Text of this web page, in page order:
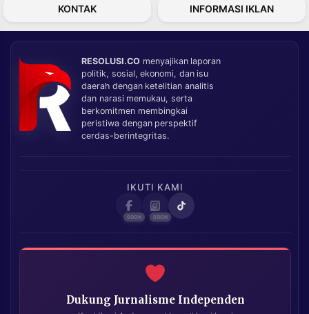
KONTAK INFORMASI IKLAN
RESOLUSI.CO menyajikan laporan
politik, sosial, ekonomi, dan isu
daerah dengan ketelitian analitis
dan narasi memukau, serta
berkomitmen membingkai
peristiwa dengan perspektif
cerdas-berintegritas.
IKUTI KAMI
Dukung Jurnalisme Independen